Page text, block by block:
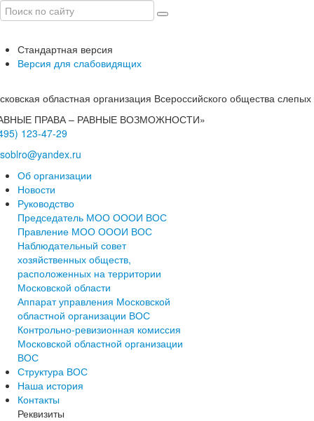
Стандартная версия
Версия для слабовидящих
областная организация Всероссийского общества слепых
ПРАВА – РАВНЫЕ ВОЗМОЖНОСТИ»
123-47-29
Об организации
Новости
Руководство
Председатель МОО ОООИ ВОС
Правление МОО ОООИ ВОС
Наблюдательный совет
хозяйственных обществ,
расположенных на территории
Московской области
Аппарат управления Московской
областной организации ВОС
Контрольно-ревизионная комиссия
Московской областной организации
ВОС
Структура ВОС
Наша история
Контакты
Реквизиты